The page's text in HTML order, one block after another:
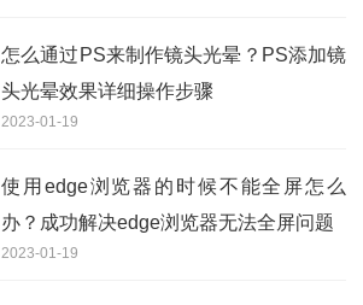
怎么通过PS来制作镜头光晕？PS添加镜
头光晕效果详细操作步骤
2023-01-19
使用edge浏览器的时候不能全屏怎么
办？成功解决edge浏览器无法全屏问题
2023-01-19